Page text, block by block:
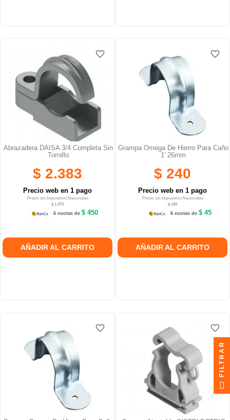
Abrazadera DAISA 3/4 Completa Sin
Tornillo
$ 2.383
Precio web en 1 pago
Precio sin Impuestos Nacionales
$ 1.970
6 cuotas de$ 450
AÑADIR AL CARRITO
favorite_border
favorite_border
Grampa Omega De Hierro Para Caño
1' 26mm
$ 240
Precio web en 1 pago
Precio sin Impuestos Nacionales
$ 199
6 cuotas de $ 45
AÑADIR AL CARRITO
favorite_border
favorite_border
favorite_border
favorite_border favorite_border
favorite_border
FILTRAR